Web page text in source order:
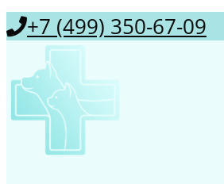
+7 (499) 350-67-09